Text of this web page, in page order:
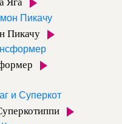
Пикачу